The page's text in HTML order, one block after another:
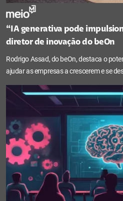
“IA generativa pode
diretor de inovação do beOn
Rodrigo Assad, do beOn, destaca o
ajudar as empresas a crescerem e se